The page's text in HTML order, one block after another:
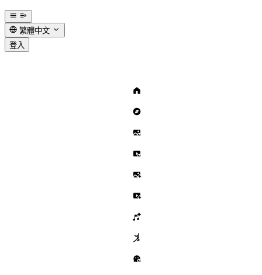
繁體中文
登入